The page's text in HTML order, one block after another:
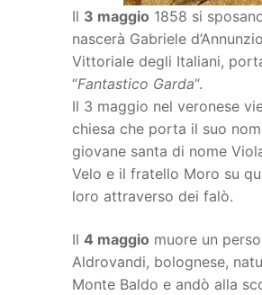
Il 3 maggio 1858 si
nascerà Gabriele
Vittoriale degli Italiani,
“Fantastico Garda“.
Il 3 maggio nel veronese
chiesa che porta il suo
giovane santa di nome
Velo e il fratello Moro su
loro attraverso dei falò.
Il 4 maggio muore un
Aldrovandi, bolognese,
Monte Baldo e andò alla